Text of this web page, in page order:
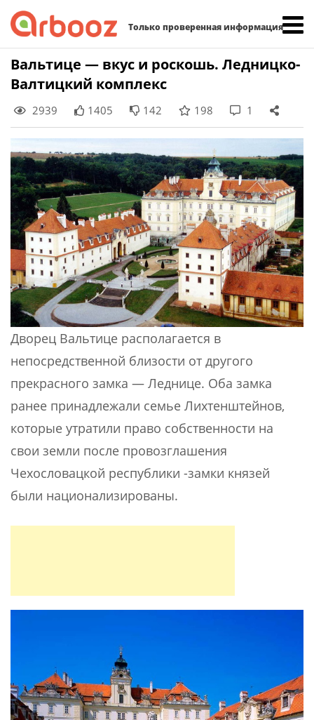
Только проверенная информация
Skip
Вальтице — вкус и роскошь. Ледницко-
Валтицкий комплекс
2939 1405 142 198 1
Дворец Вальтице располагается в
непосредственной близости от другого
прекрасного замка — Леднице. Оба замка
ранее принадлежали семье Лихтенштейнов,
которые утратили право собственности на
свои земли после провозглашения
Чехословацкой республики -замки князей
были национализированы.
Найти: